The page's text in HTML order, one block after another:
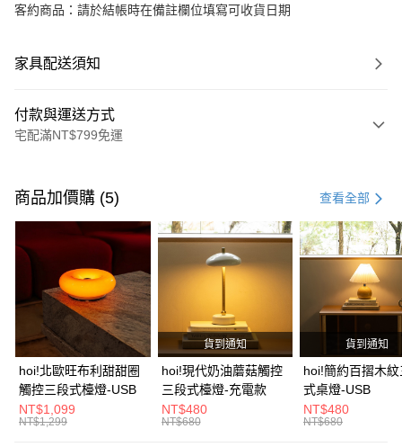
客約商品：請於結帳時在備註欄位填寫可收貨日期
家具配送須知
付款與運送方式
宅配滿NT$799免運
信用卡一次付款
信用卡分期付款
3 期 0 利率 每期 21家銀行
合作金庫商業銀行
第一商業銀行
華南商業銀行
彰化商業銀行
上海商業儲蓄銀行
台北富邦商業銀行
國泰世華商業銀行
兆豐國際商業銀行
臺灣中小企業銀行
台中商業銀行
匯豐（台灣）商業銀行
華泰商業銀行
聯邦商業銀行
遠東國際商業銀行
元大商業銀行
6 期 0 利率 每期NT$1,463 21家銀行
合作金庫商業銀行
第一商業銀行
華南商業銀行
彰化商業銀行
上海商業儲蓄銀行
台北富邦商業銀行
國泰世華商業銀行
兆豐國際商業銀行
臺灣中小企業銀行
台中商業銀行
匯豐（台灣）商業銀行
聯邦商業銀行
LINE Pay
Apple Pay
街口支付
AFTEE先享後付
商品加價購 (5) 查看全部
hoi!北歐旺布利甜甜圈
觸控三段式檯燈-USB
NT$1,099
NT$1,299
貨到通知
hoi!現代奶油蘑菇觸控
三段式檯燈-充電款
NT$480
NT$680
貨到通知
hoi!簡約百摺木
式桌燈-USB
NT$480
NT$680